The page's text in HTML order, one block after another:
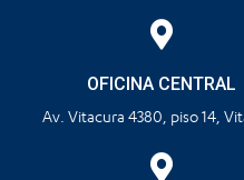
OFICINA CENTRAL
Av. Vitacura 4380, piso 14,